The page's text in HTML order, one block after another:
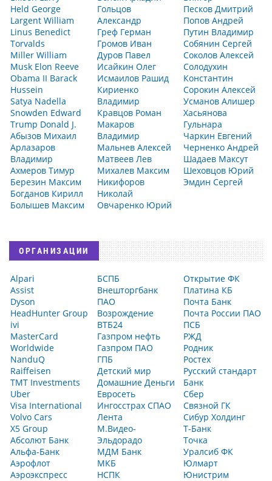
Held George
Largent William
Linus Benedict
Torvalds
Miller William
Musk Elon Reeve
Obama II Barack
Hussein
Satya Nadella
Snowden Edward
Trump Donald J.
Абызов Михаил
Арлазаров
Владимир
Ахмеров Тимур
Березин Максим
Богданов Кирилл
Болышев Максим
Гольцов
Александр
Греф Герман
Громов Иван
Дуров Павел
Исайкин Олег
Исмаилов Рашид
Кириенко
Владимир
Кравцов Роман
Макаров
Владимир
Мальнев Алексей
Матвеев Лев
Михалев Максим
Никифоров
Николай
Овчаренко Юрий
Песков Дмитрий
Попов Андрей
Путин Владимир
Собянин Сергей
Соколов Алексей
Солодухин
Константин
Сорокин Алексей
Усманов Алишер
Хасьянова
Гульнара
Чаркин Евгений
Черненко Андрей
Шадаев Максут
Шеховцов Юрий
Эмдин Сергей
ОРГАНИЗАЦИИ
Alpari
Assist
Dyson
HeadHunter Group
ivi
MasterCard
Worldwide
NanduQ
Raiffeisen
TMT Investments
Uber
Visa International
Volvo Cars
X5 Group
Абсолют Банк
Альфа-Банк
Аэрофлот
Аэроэкспресс
БСПБ
Внешторгбанк
ПАО
Возрождение
ВТБ24
Газпром нефть
Газпром ПАО
ГПБ
Детский мир
Домашние Деньги
Евросеть
Ингосстрах СПАО
Лента
М.Видео-
Эльдорадо
МДМ Банк
МКБ
НСПК
Открытие ФК
Платина КБ
Почта Банк
Почта России ПАО
ПСБ
РЖД
Родник
Ростех
Русский стандарт
Банк
Сбер
Связной ГК
Сибур Холдинг
Т-Банк
Точка
Уралсиб ФК
Юлмарт
Юнистрим